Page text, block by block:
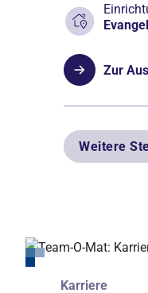
Zur
Weitere
Karriere